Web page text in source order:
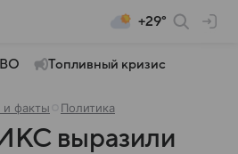
+29°
Топливный кризис
и факты Политика
выразили